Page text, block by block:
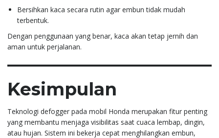
Bersihkan kaca secara rutin agar embun tidak mudah
terbentuk.
Dengan penggunaan yang benar, kaca akan tetap jernih dan
aman untuk perjalanan.
Kesimpulan
Teknologi defogger pada mobil Honda merupakan fitur penting
yang membantu menjaga visibilitas saat cuaca lembap, dingin,
atau hujan. Sistem ini bekerja cepat menghilangkan embun,